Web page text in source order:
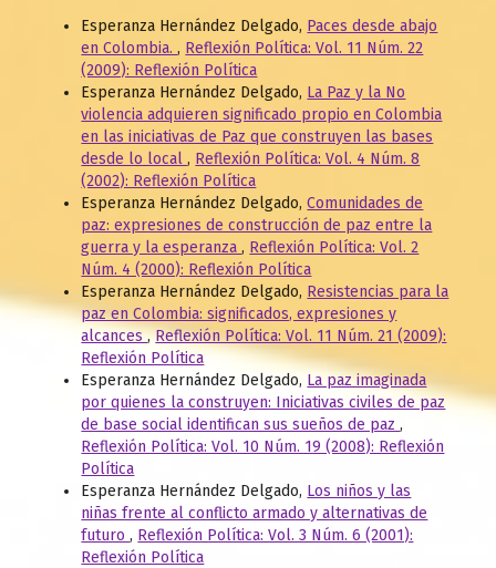
Esperanza Hernández Delgado, Paces desde abajo
en Colombia., Reflexión Política: Vol. 11 Núm. 22
(2009): Reflexión Política
Esperanza Hernández Delgado, La Paz y la No
violencia adquieren significado propio en Colombia
en las iniciativas de Paz que construyen las bases
desde lo local, Reflexión Política: Vol. 4 Núm. 8
(2002): Reflexión Política
Esperanza Hernández Delgado,Comunidades de
paz: expresiones de construcción de paz entre la
guerra y la esperanza, Reflexión Política: Vol. 2
Núm. 4 (2000): Reflexión Política
Esperanza Hernández Delgado, Resistencias para la
paz en Colombia: significados, expresiones y
alcances,Reflexión Política: Vol. 11 Núm. 21 (2009):
Reflexión Política
Esperanza Hernández Delgado, La paz imaginada
por quienes la construyen: Iniciativas civiles de paz
de base social identifican sus sueños de paz,
Reflexión Política: Vol. 10 Núm. 19 (2008): Reflexión
Política
Esperanza Hernández Delgado, Los niños y las
niñas frente al conflicto armado y alternativas de
futuro, Reflexión Política: Vol. 3 Núm. 6 (2001):
Reflexión Política